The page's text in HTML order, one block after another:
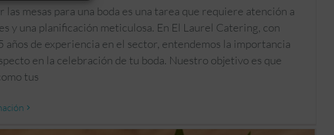
las mesas para una boda es una tarea que requiere atención a
y una planificación meticulosa. En El Laurel Catering, con
años de experiencia en el sector, entendemos la importancia
en la celebración de tu boda. Nuestro objetivo es que
tus